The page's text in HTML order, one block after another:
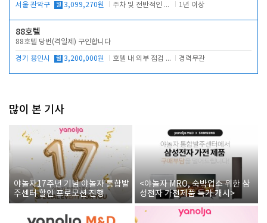
서울 관악구 월 3,099,270원 주차 및 전반적인 당번업무 1년 이상
88호텔
88호텔 당번(격일제) 구인합니다
경기 용인시 월 3,200,000원 호텔 내 외부 점검 및 프런트 운영 경력무관
많이 본 기사
야놀자17주년 기념 야놀자 통합발
주센터 할인 프로모션 진행
<야놀자 MRO, 숙박업소 위한 삼
성전자 가전제품 특가 개시>